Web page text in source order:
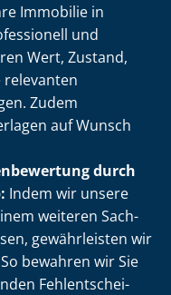
Immobilie in
und
Wert, Zustand,
relevanten
Zudem
auf Wunsch
durch
Indem wir unsere
weiteren Sach­
gewährleisten wir
bewahren wir Sie
Fehl­ent­schei­